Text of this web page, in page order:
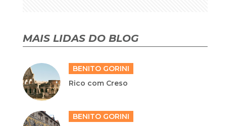
MAIS LIDAS DO BLOG
BENITO GORINI
Rico com Creso
BENITO GORINI